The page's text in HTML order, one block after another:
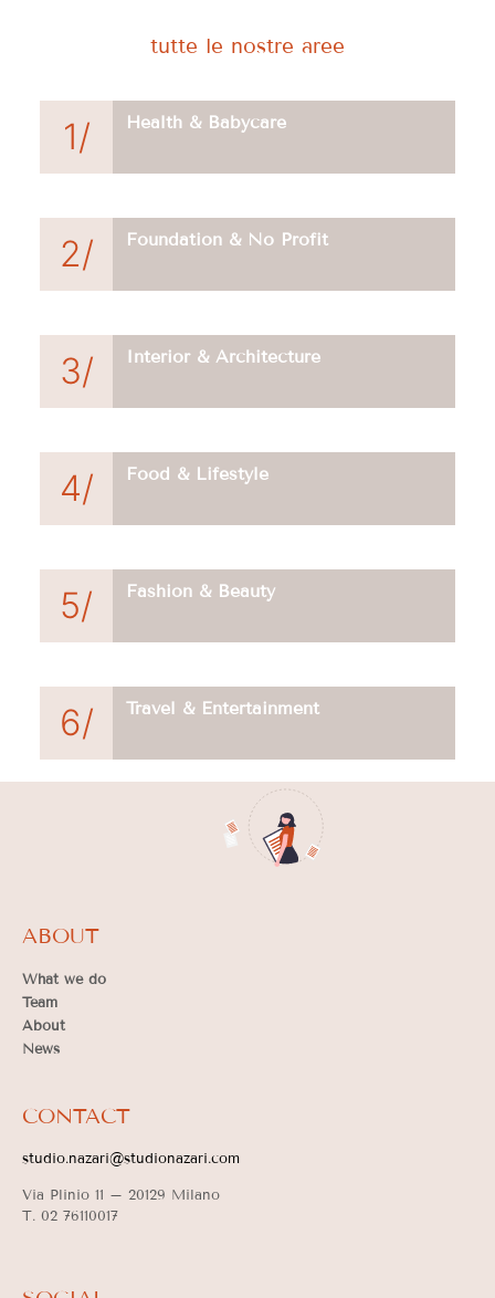
tutte le nostre aree
1/ Health & Babycare
2/ Foundation & No Profit
3/ Interior & Architecture
4/ Food & Lifestyle
5/ Fashion & Beauty
6/ Travel & Entertainment
ABOUT
What we do
Team
About
News
CONTACT
studio.nazari@studionazari.com
Via Plinio 11 – 20129 Milano
T. 02 76110017